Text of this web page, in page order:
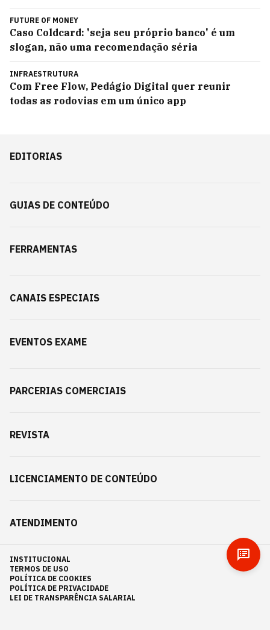
FUTURE OF MONEY
Caso Coldcard: 'seja seu próprio banco' é um
slogan, não uma recomendação séria
INFRAESTRUTURA
Com Free Flow, Pedágio Digital quer reunir
todas as rodovias em um único app
EDITORIAS
GUIAS DE CONTEÚDO
FERRAMENTAS
CANAIS ESPECIAIS
EVENTOS EXAME
PARCERIAS COMERCIAIS
REVISTA
LICENCIAMENTO DE CONTEÚDO
ATENDIMENTO
INSTITUCIONAL
TERMOS DE USO
POLÍTICA DE COOKIES
POLÍTICA DE PRIVACIDADE
LEI DE TRANSPARÊNCIA SALARIAL